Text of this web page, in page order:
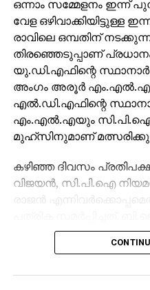
ഒന്നാം സമ്മേളനം ഇന്ന്
വേള ഒഴിവാക്കിയിട്ടുള്ള
രാവിലെ ഒമ്പതിന്
തിരഞ്ഞെടുപ്പാണ്
യു.ഡി.എഫിന്റെ
അംഗം അരൂര്‍ എം.എല്‍.എ
എല്‍.ഡി.എഫിന്റെ
എം.എല്‍.എയും
മുഹ്‌സിനുമാണ്
കഴിഞ്ഞ ദിവസം
വിജയന്‍, സി.പി.ഐ
രാജന്‍
സ്ഥാനാര്‍ത്ഥിയെ
യു.ഡി.എഫിന് 102